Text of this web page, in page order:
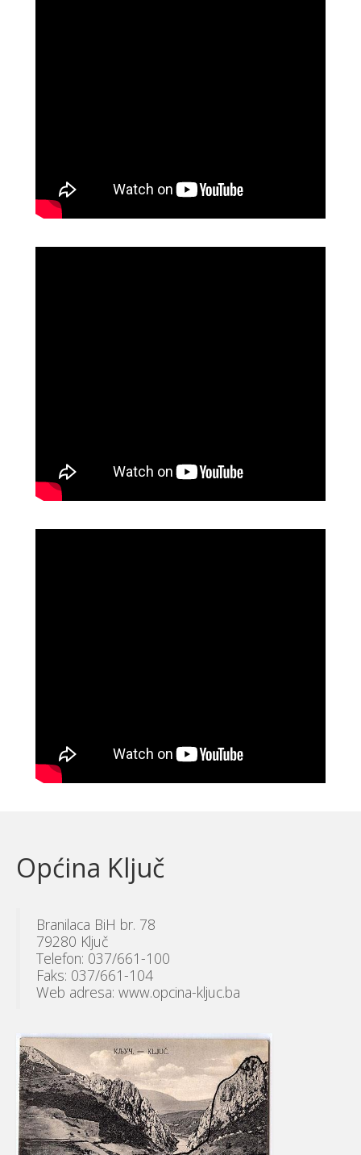
Općina Ključ
Branilaca BiH br. 78
79280 Ključ
Telefon: 037/661-100
Faks: 037/661-104
Web adresa: www.opcina-kljuc.ba